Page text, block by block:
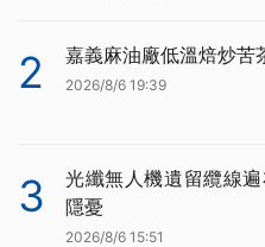
2 嘉義麻油廠低溫焙炒苦
2026/8/6 19:39
3
光纖無人機遺留纜線
隱憂
2026/8/6 15:51